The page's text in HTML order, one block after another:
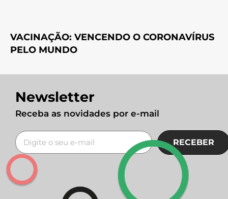
VACINAÇÃO: VENCENDO O CORONAVÍRUS
PELO MUNDO
Newsletter
Receba as novidades por e-mail
RECEBER